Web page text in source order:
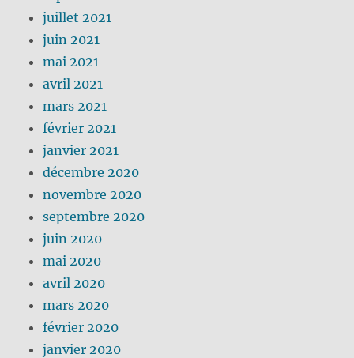
juillet 2021
juin 2021
mai 2021
avril 2021
mars 2021
février 2021
janvier 2021
décembre 2020
novembre 2020
septembre 2020
juin 2020
mai 2020
avril 2020
mars 2020
février 2020
janvier 2020